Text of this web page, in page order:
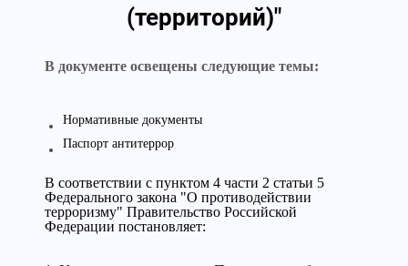
(территорий)"
В документе освещены следующие темы:
Нормативные документы
Паспорт антитеррор
В соответствии с пунктом 4 части 2 статьи 5
Федерального закона "О противодействии
терроризму" Правительство Российской
Федерации постановляет: